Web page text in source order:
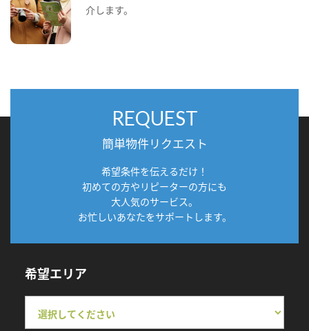
介します。
REQUEST
簡単物件リクエスト
希望条件を伝えるだけ！
初めての方やリピーターの方にも
大人気のサービス。
お忙しいあなたをサポートします。
希望エリア